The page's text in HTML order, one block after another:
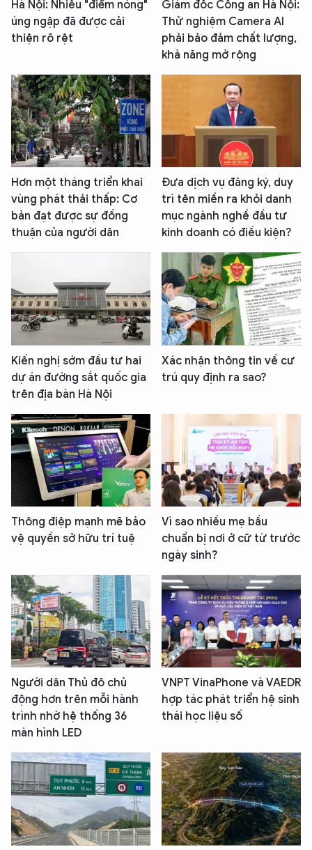
Hà Nội: Nhiều "điểm nóng"
úng ngập đã được cải
thiện rõ rệt
Giám đốc Công an Hà Nội:
Thử nghiệm Camera AI
phải bảo đảm chất lượng,
khả năng mở rộng
Hơn một tháng triển khai
vùng phát thải thấp: Cơ
bản đạt được sự đồng
thuận của người dân
Đưa dịch vụ đăng ký, duy
trì tên miền ra khỏi danh
mục ngành nghề đầu tư
kinh doanh có điều kiện?
Kiến nghị sớm đầu tư hai
dự án đường sắt quốc gia
trên địa bàn Hà Nội
Xác nhận thông tin về cư
trú quy định ra sao?
Thông điệp mạnh mẽ bảo
vệ quyền sở hữu trí tuệ
Vì sao nhiều mẹ bầu
chuẩn bị nơi ở cữ từ trước
ngày sinh?
Người dân Thủ đô chủ
động hơn trên mỗi hành
trình nhờ hệ thống 36
màn hình LED
VNPT VinaPhone và VAEDR
hợp tác phát triển hệ sinh
thái học liệu số